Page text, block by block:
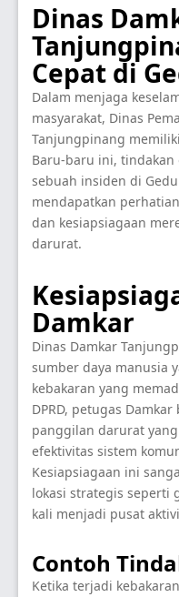
Dinas
Cepat di
Dalam menjaga
masyarakat, Dinas
Tanjungpinang
Baru-baru ini, tindakan
sebuah insiden di
mendapatkan
dan kesiapsiagaan
darurat.
Damkar
Dinas Damkar
sumber daya manusia
kebakaran yang
DPRD, petugas
panggilan darurat
efektivitas sistem
Kesiapsiagaan ini
lokasi strategis seperti
kali menjadi pusat
Contoh
Ketika terjadi